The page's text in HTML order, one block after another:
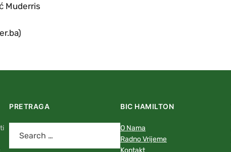
Muderris
PRETRAGA BIC HAMILTON
O Nama
Radno Vrijeme